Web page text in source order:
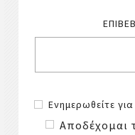
Ενημερωθείτε
Αποδέχομαι